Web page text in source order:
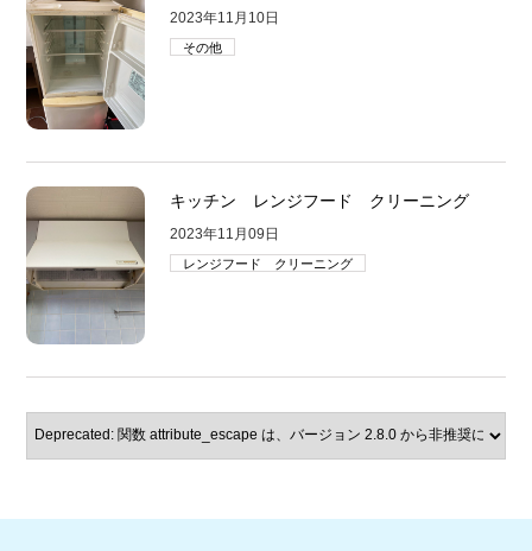
2023年11月10日
その他
キッチン レンジフード クリーニング
2023年11月09日
レンジフード クリーニング